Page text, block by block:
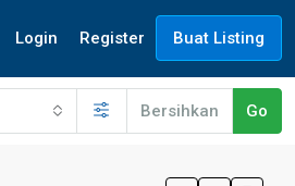
Login Register Buat Listing
Bersihkan Go